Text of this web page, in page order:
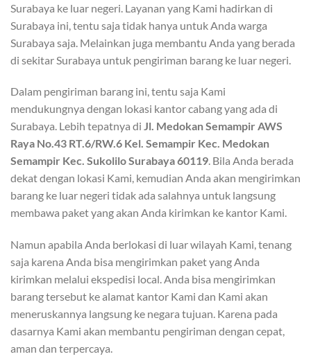
Surabaya ke luar negeri. Layanan yang Kami hadirkan di
Surabaya ini, tentu saja tidak hanya untuk Anda warga
Surabaya saja. Melainkan juga membantu Anda yang berada
di sekitar Surabaya untuk pengiriman barang ke luar negeri.
Dalam pengiriman barang ini, tentu saja Kami
mendukungnya dengan lokasi kantor cabang yang ada di
Surabaya. Lebih tepatnya di Jl. Medokan Semampir AWS
Raya No.43 RT.6/RW.6 Kel. Semampir Kec. Medokan
Semampir Kec. Sukolilo Surabaya 60119. Bila Anda berada
dekat dengan lokasi Kami, kemudian Anda akan mengirimkan
barang ke luar negeri tidak ada salahnya untuk langsung
membawa paket yang akan Anda kirimkan ke kantor Kami.
Namun apabila Anda berlokasi di luar wilayah Kami, tenang
saja karena Anda bisa mengirimkan paket yang Anda
kirimkan melalui ekspedisi local. Anda bisa mengirimkan
barang tersebut ke alamat kantor Kami dan Kami akan
meneruskannya langsung ke negara tujuan. Karena pada
dasarnya Kami akan membantu pengiriman dengan cepat,
aman dan terpercaya.